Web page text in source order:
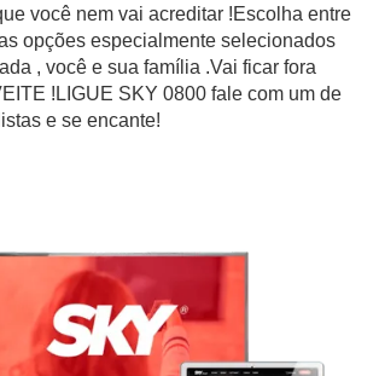
você nem vai acreditar !Escolha entre
opções especialmente selecionados
, você e sua família .Vai ficar fora
!LIGUE SKY 0800 fale com um de
e se encante!